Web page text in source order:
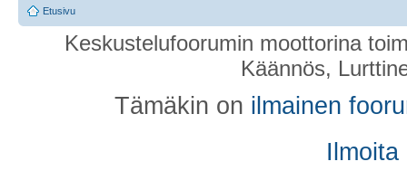
Etusivu
Keskustelufoorumin moottorina
Käännös,
Tämäkin on ilmainen